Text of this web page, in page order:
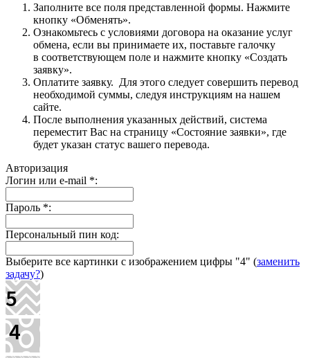
Заполните все поля представленной формы. Нажмите
кнопку «Обменять».
Ознакомьтесь с условиями договора на оказание услуг
обмена, если вы принимаете их, поставьте галочку
в соответствующем поле и нажмите кнопку «Создать
заявку».
Оплатите заявку. Для этого следует совершить перевод
необходимой суммы, следуя инструкциям на нашем
сайте.
После выполнения указанных действий, система
переместит Вас на страницу «Состояние заявки», где
будет указан статус вашего перевода.
Авторизация
Логин или e-mail *:
Пароль *:
Персональный пин код:
Выберите все картинки с изображением цифры "4" (заменить
задачу?)